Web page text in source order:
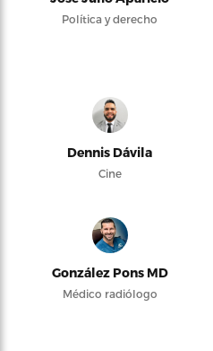
Política y derecho
Dennis Dávila
Cine
González Pons MD
Médico radiólogo